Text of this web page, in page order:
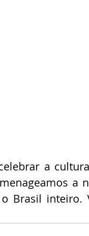
a
a
Brasil inteiro.